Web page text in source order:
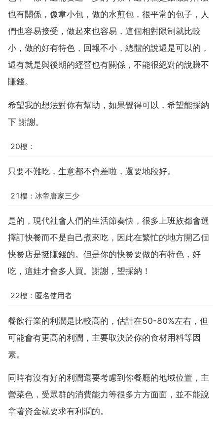
也有關係，像韋小包，做的水煎包，很平常的包子，人
們也容易接受，做起來也容易，這個相對限制就比較
小，做的好有特色，回報不小，總體的說還是可以的，
還有就是與後期的經營也有關係，不能很絕對的說賺不
賺錢。
希望我的想法對你有幫助，如果覺得可以，希望能採納
下 謝謝。
20樓：
只要不難吃，生意都不會差啦，還要地段好。
21樓：冰帝唐家三少
是的，現代社會人們的生活節奏快，很多上班族都會選
擇訂快餐而不是自己煮來吃，因此在繁忙的地方開乙個
快餐店是挺賺錢的。但是你的快餐要做的有特色，好
吃，這娃才會多人買。謝謝，望採納！
22樓：匿名使用者
餐飲行業的利潤是比較高的，估計在50-80%左右，但
可能會有更高的利潤，主要取決於你的食材用料等因
素。
同時有沒有好的利潤還要考慮到你餐廳的地域位置，主
營菜色，受眾群的消費能力等很多方方面面，並不能說
拿著資金就要求有利潤的。